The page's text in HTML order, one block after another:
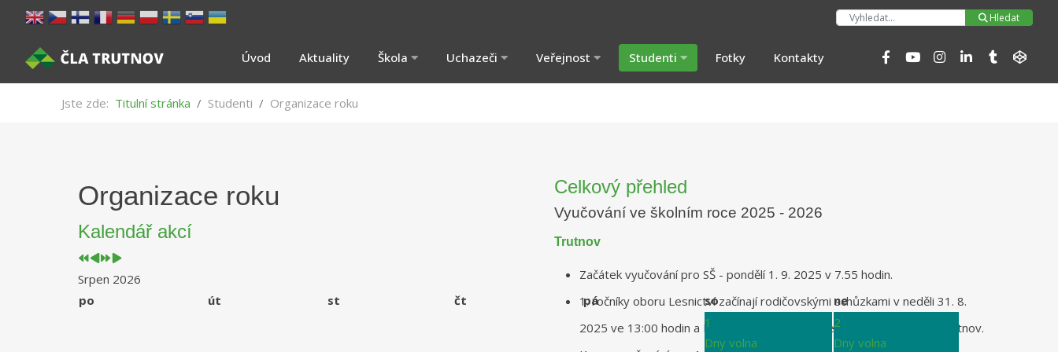
Hledat
Úvod Aktuality Škola Uchazeči Veřejnost Studenti Fotky Kontakty
Jste zde: Titulní stránka Studenti Organizace roku
Celkový přehled
Vyučování ve školním roce 2025 - 2026
Trutnov
Začátek vyučování pro SŠ - pondělí 1. 9. 2025 v 7.55 hodin.
1. ročníky oboru Lesnictví začínají rodičovskými schůzkami v neděli 31. 8.
2025 ve 13:00 hodin a Přírodovědné lyceum ve 14:00 hodin v aule Trutnov.
Organizace roku
Kalendář akcí
rokměsíc
rokměsíc
Srpen 2026
po
út st čt pá so
ne
1
Dny volna
2
Dny volna